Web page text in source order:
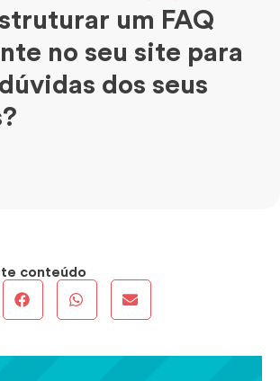
um FAQ
no seu site para
dos seus
conteúdo